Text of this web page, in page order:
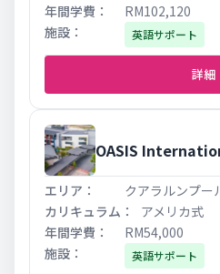
RM102,120
英語サポート
詳細
OASIS
クアラルンプー
アメリカ式
RM54,000
英語サポート